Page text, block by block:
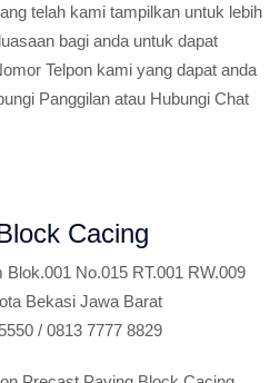
telah kami tampilkan untuk lebih
bagi anda untuk dapat
Telpon kami yang dapat anda
Panggilan atau Hubungi Chat
Cacing
No.015 RT.001 RW.009
Bekasi Jawa Barat
/ 0813 7777 8829